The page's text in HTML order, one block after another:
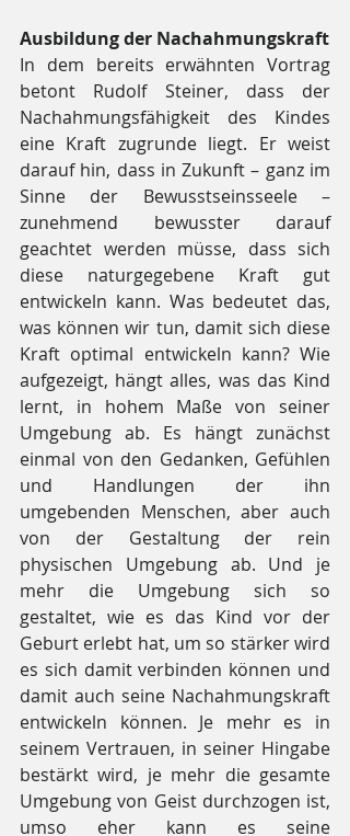
Ausbildung der Nachahmungskraft
In dem bereits erwähnten Vortrag
betont Rudolf Steiner, dass der
Nachahmungsfähigkeit des Kindes
eine Kraft zugrunde liegt. Er weist
darauf hin, dass in Zukunft – ganz im
Sinne der Bewusstseinsseele –
zunehmend bewusster darauf
geachtet werden müsse, dass sich
diese naturgegebene Kraft gut
entwickeln kann. Was bedeutet das,
was können wir tun, damit sich diese
Kraft optimal entwickeln kann? Wie
aufgezeigt, hängt alles, was das Kind
lernt, in hohem Maße von seiner
Umgebung ab. Es hängt zunächst
einmal von den Gedanken, Gefühlen
und Handlungen der ihn
umgebenden Menschen, aber auch
von der Gestaltung der rein
physischen Umgebung ab. Und je
mehr die Umgebung sich so
gestaltet, wie es das Kind vor der
Geburt erlebt hat, um so stärker wird
es sich damit verbinden können und
damit auch seine Nachahmungskraft
entwickeln können. Je mehr es in
seinem Vertrauen, in seiner Hingabe
bestärkt wird, je mehr die gesamte
Umgebung von Geist durchzogen ist,
umso eher kann es seine